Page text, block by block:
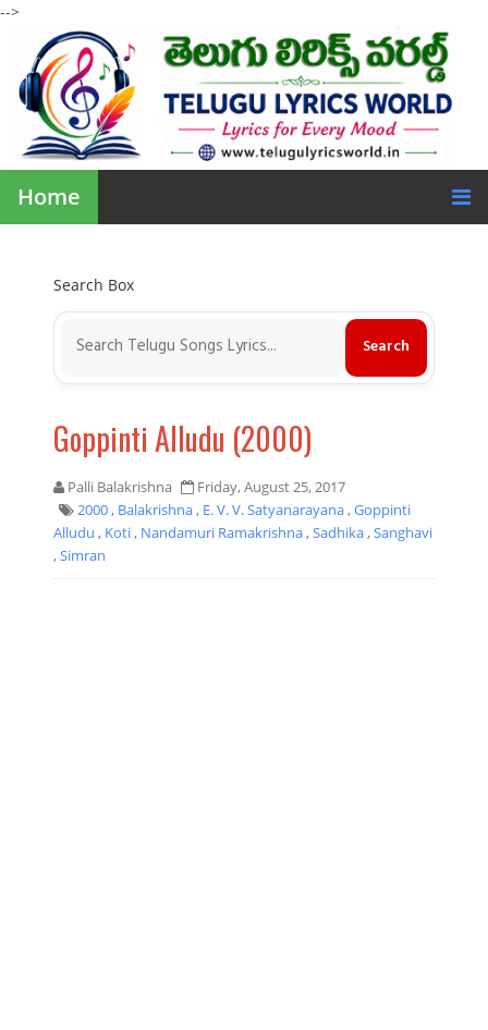
-->
Home
Search Box
Goppinti Alludu (2000)
Palli Balakrishna
Friday, August 25, 2017
2000, Balakrishna, E. V. V. Satyanarayana,Goppinti
Alludu , Koti, Nandamuri Ramakrishna,Sadhika,Sanghavi
,Simran